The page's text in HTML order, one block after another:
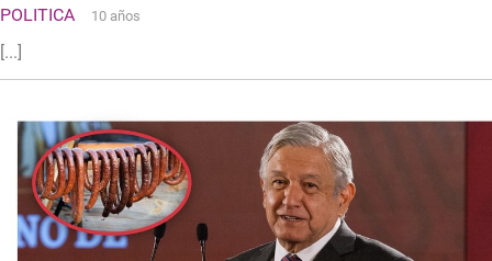
POLITICA 10 años
[...]